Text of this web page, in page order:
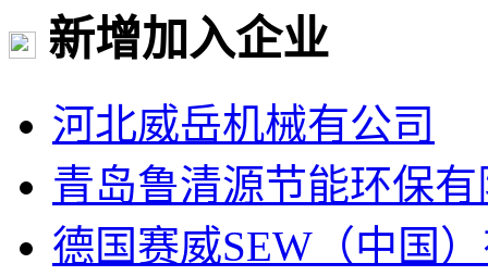
新增加入企业
河北威岳机械有公司
青岛鲁清源节能环保
德国赛威SEW（中国